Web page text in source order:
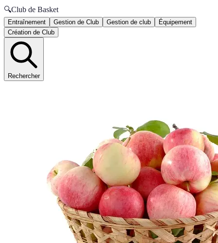
🔍Club de Basket
Entraînement Gestion de Club Gestion de club
Équipement
Création de Club
Rechercher